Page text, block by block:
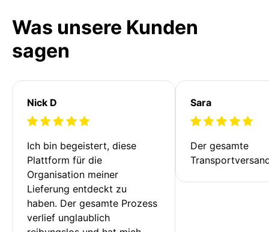
Was unsere Kunden
sagen
Nick D
Ich bin begeistert, diese
Plattform für die
Organisation meiner
Lieferung entdeckt zu
haben. Der gesamte Prozess
verlief unglaublich
Sara
Der gesamte